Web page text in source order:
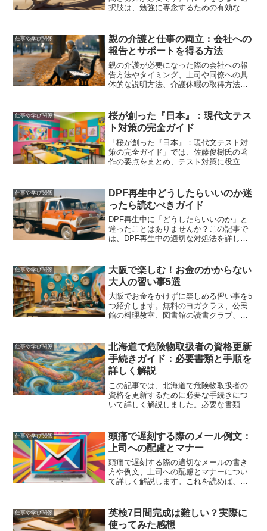
択肢は、勉強に専念するための有効な方
とのメリット・デメリット、効率的な学
習法、そしてバランスの取れた生活を送
るためのアドバイスを紹介しました。習
い事を続けるかどうかの判断材料として
お役立てください。
仕事や学び関係
親の介護と仕事の両立：会社への
報告とサポートを得る方法
親の介護が必要になった際の会社への報
告方法やタイミング、上司や同僚への具
体的な説明方法、介護休暇の取得方法と
得るためのコミュニケーション術、そし
て介護と仕事の両立に役立つ制度やサー
ビスの活用法について詳しく解説しま
す。
仕事や学び関係
桜が創った『日本』：現代文テス
ト対策の完全ガイド
「桜が創った『日本』：現代文テスト対
策の完全ガイド」では、佐藤俊樹氏の著
作の要点をまとめ、テスト対策に役立つ
点を目指しましょう。
仕事や学び関係
DPF再生中どうしたらいいのか迷
ったら読むべきガイド
DPF再生中に「どうしたらいいのか」と
迷ったことはありませんか？この記事で
は、DPF再生中の適切な対処法を詳しく
ントなど、知っておくべき情報を網羅し
ています。
仕事や学び関係
大阪で楽しむ！お金のかからない
大人の習い事5選
大阪でお金をかけずに楽しめる習い事を5
つ紹介します。無料のヨガクラス、公民
館の料理教室、図書館の読書クラブ、公
フレッシュし充実した時間を過ごしまし
ょう。
仕事や学び関係
北海道で危険物取扱者の資格更新
手続きガイド：必要書類と手順を
詳しく解説
この記事では、北海道で危険物取扱者の
資格を更新するために必要な手続きにつ
いて詳しく解説しました。必要な書類や
れにより、手続きをスムーズに進められ
るようにサポートします。
仕事や学び関係
頭痛で遅刻する際のメール例文：
上司への配慮とマナー
頭痛で遅刻する際の適切なメールの書き
方や例文、上司への配慮とマナーについ
て詳しく解説します。これを読めば、適
仕事や学び関係
英検7日間完成は難しい？実際に
使ってみた感想